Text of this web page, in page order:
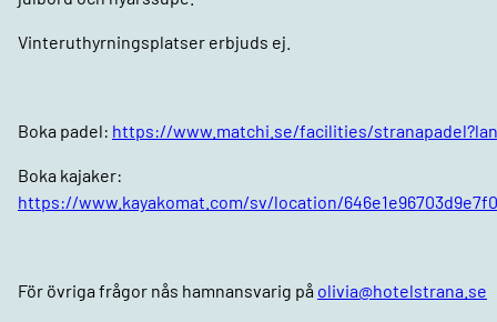
Vinteruthyrningsplatser erbjuds ej.
Boka padel: https://www.matchi.se/facilities/
Boka kajaker:
https://www.kayakomat.com/sv/location/
För övriga frågor nås hamnansvarig på olivia@hotelstrana.se